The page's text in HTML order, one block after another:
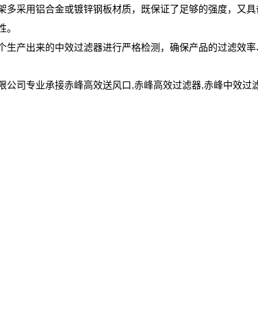
采用铝合金或镀锌钢板材质，既保证了足够的强度，又具
产出来的中效过滤器进行严格检测，确保产品的过滤效
司专业承接赤峰高效送风口,赤峰高效过滤器,赤峰中效过